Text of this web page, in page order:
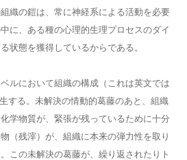
織の鎧は、常に神経系による活動を必要
に、ある種の心理的生理プロセスのダイ
状態を獲得しているからである。
ルにおいて組織の構成（これは英文では
する。未解決の情動的葛藤のあと、組織
学物質が、緊張が残っているために十分
（残滓）が、組織に本来の弾力性を取り
この未解決の葛藤が、繰り返されたりト